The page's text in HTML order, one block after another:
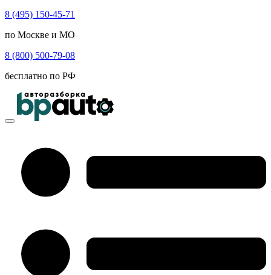
8 (495) 150-45-71
по Москве и МО
8 (800) 500-79-08
бесплатно по РФ